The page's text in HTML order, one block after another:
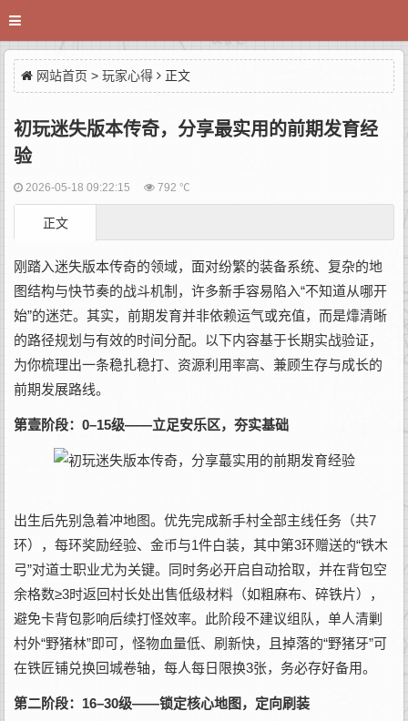
网站首页 > 玩家心得 正文
初玩迷失版本传奇，分享最实用的前期发育经
验
2026-05-18 09:22:15 792 ℃
正文
刚踏入迷失版本传奇的领域，面对纷繁的装备系统、复杂的地
图结构与快节奏的战斗机制，许多新手容易陷入“不知道从哪开
始”的迷茫。其实，前期发育并非依赖运气或充值，而是㸆清晰
的路径规划与有效的时间分配。以下内容基于长期实战验证，
为你梳理出一条稳扎稳打、资源利用率高、兼顾生存与成长的
前期发展路线。
第壹阶段：0–15级——立足安乐区，夯实基础
出生后先别急着冲地图。优先完成新手村全部主线任务（共7
环），每环奖励经验、金币与1件白装，其中第3环赠送的“铁木
弓”对道士职业尤为关键。同时务必开启自动拾取，并在背包空
余格数≥3时返回村长处出售低级材料（如粗麻布、碎铁片），
避免卡背包影响后续打怪效率。此阶段不建议组队，单人清剿
村外“野猪林”即可，怪物血量低、刷新快，且掉落的“野猪牙”可
在铁匠铺兑换回城卷轴，每人每日限换3张，务必存好备用。
第二阶段：16–30级——锁定核心地图，定向刷装